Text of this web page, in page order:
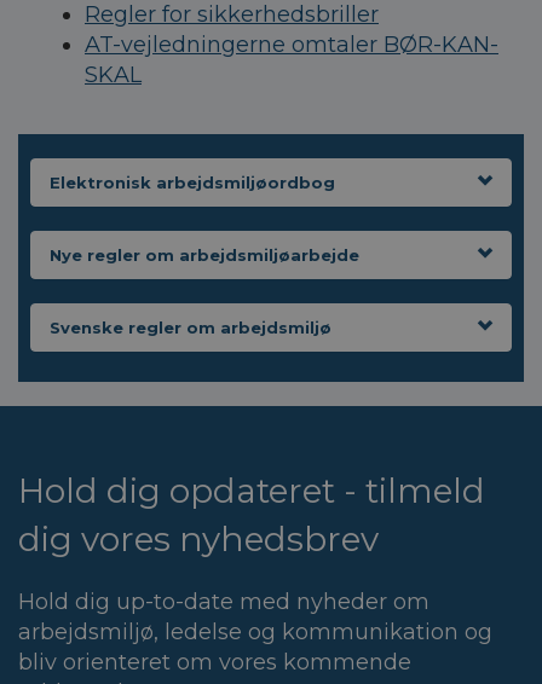
Regler for sikkerhedsbriller
AT-vejledningerne omtaler BØR-KAN-
SKAL
Elektronisk arbejdsmiljøordbog
Nye regler om arbejdsmiljøarbejde
Svenske regler om arbejdsmiljø
Hold dig opdateret - tilmeld
dig vores nyhedsbrev
Hold dig up-to-date med nyheder om
arbejdsmiljø, ledelse og kommunikation og
bliv orienteret om vores kommende